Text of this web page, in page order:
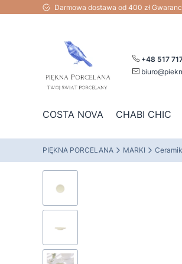
Darmowa dostawa od 400 zł
+48 517
COSTA NOVA CHABI CHIC
PIĘKNA PORCELANA MARKI